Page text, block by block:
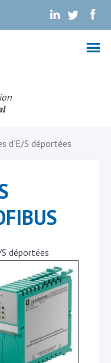
. . .
l
d’E/S déportées
déportées